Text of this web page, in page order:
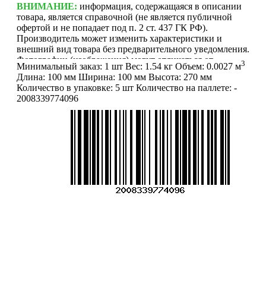
ВНИМАНИЕ: информация, содержащаяся в описании
товара, является справочной (не является публичной
офертой и не попадает под п. 2 ст. 437 ГК РФ).
Производитель может изменить характеристики и
внешний вид товара без предварительного уведомления.
Фотографии (изображения) могут отличаться от
действительного вида товара. Для уточнения деталей
обращайтесь к менеджерам. Если Вы нашли неточность
или у Вас есть другие комментарии по описанию
товаров - просьба сообщить нам об этом на почту:
info@mirfermer.ru
Минимальный заказ: 1 шт Вес: 1.54 кг Объем: 0.0027 м3
Длина: 100 мм Ширина: 100 мм Высота: 270 мм
Количество в упаковке: 5 шт Количество на паллете: -
2008339774096